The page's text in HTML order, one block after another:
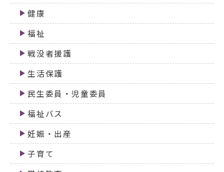
健康
福祉
戦没者援護
生活保護
民生委員・児童委員
福祉バス
妊娠・出産
子育て